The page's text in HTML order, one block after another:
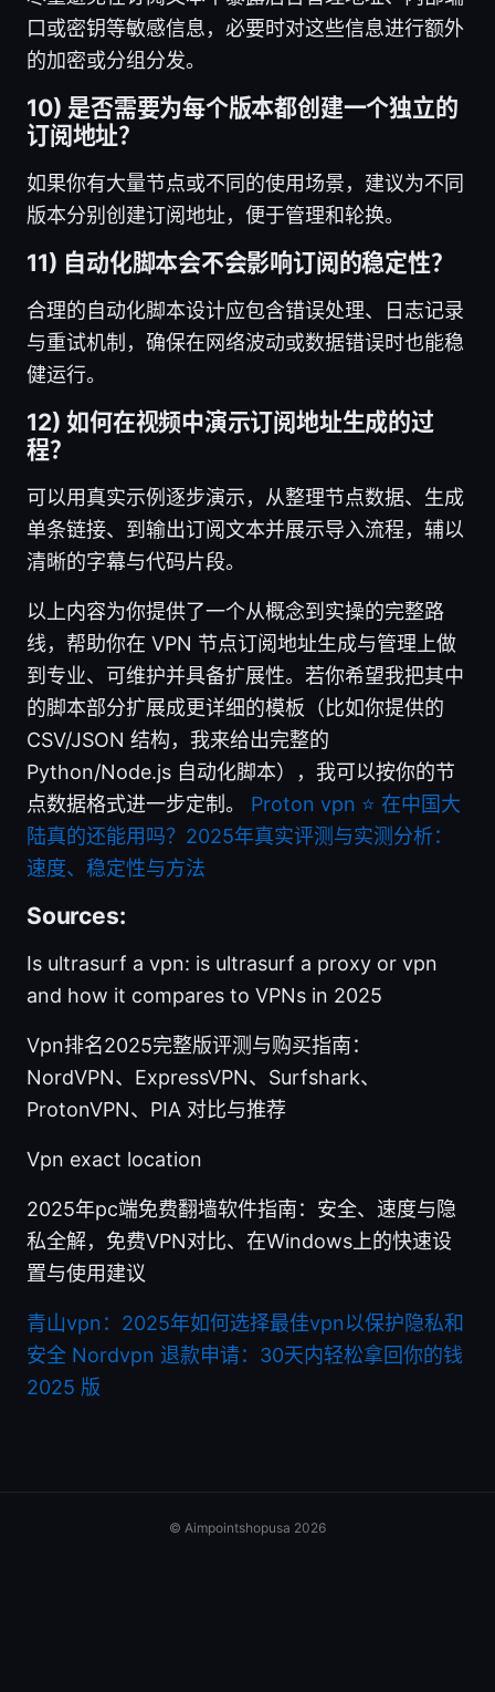
口或密钥等敏感信息，必要时对这些信息进行额外
的加密或分组分发。
10) 是否需要为每个版本都创建一个独立的
订阅地址？
如果你有大量节点或不同的使用场景，建议为不同
版本分别创建订阅地址，便于管理和轮换。
11) 自动化脚本会不会影响订阅的稳定性？
合理的自动化脚本设计应包含错误处理、日志记录
与重试机制，确保在网络波动或数据错误时也能稳
健运行。
12) 如何在视频中演示订阅地址生成的过
程？
可以用真实示例逐步演示，从整理节点数据、生成
单条链接、到输出订阅文本并展示导入流程，辅以
清晰的字幕与代码片段。
以上内容为你提供了一个从概念到实操的完整路
线，帮助你在 VPN 节点订阅地址生成与管理上做
到专业、可维护并具备扩展性。若你希望我把其中
的脚本部分扩展成更详细的模板（比如你提供的
CSV/JSON 结构，我来给出完整的
Python/Node.js 自动化脚本），我可以按你的节
点数据格式进一步定制。 Proton vpn ⭐ 在中国大
陆真的还能用吗？2025年真实评测与实测分析：
速度、稳定性与方法
Sources:
Is ultrasurf a vpn: is ultrasurf a proxy or vpn
and how it compares to VPNs in 2025
Vpn排名2025完整版评测与购买指南：
NordVPN、ExpressVPN、Surfshark、
ProtonVPN、PIA 对比与推荐
Vpn exact location
2025年pc端免费翻墙软件指南：安全、速度与隐
私全解，免费VPN对比、在Windows上的快速设
置与使用建议
青山vpn：2025年如何选择最佳vpn以保护隐私和
安全 Nordvpn 退款申请：30天内轻松拿回你的钱
2025 版
© Aimpointshopusa 2026